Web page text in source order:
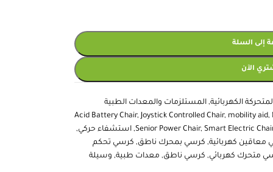
إلى السلة
الآن
الكهربائية, المستلزمات والمعدات الطبية
Acid Battery Chair, Joystick Controlled Chair, mobility aid,
Senior Power Chair, Smart Electric
, استشفاء حركي,
معاقين كهربائية, كرسي بمحرك ناطق, كرسي تحكم
متحرك كهربائي, كرسي ناطق, معدات طبية, وسيلة